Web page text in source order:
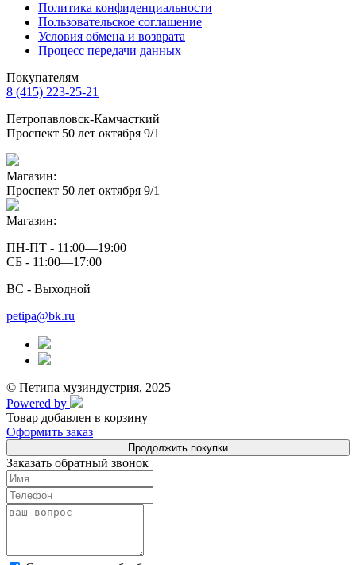
Политика конфиденциальности
Пользовательское соглашение
Условия обмена и возврата
Процесс передачи данных
Покупателям
8 (415) 223-25-21
Петропавловск-Камчасткий
Проспект 50 лет октября 9/1
Магазин:
Проспект 50 лет октября 9/1
Магазин:
ПН-ПТ - 11:00—19:00
СБ - 11:00—17:00
ВС - Выходной
petipa@bk.ru
© Петипа музиндустрия, 2025
Powered by
Товар добавлен в корзину
Оформить заказ
Продолжить покупки
Заказать обратный звонок